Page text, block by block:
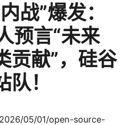
战”爆发：
预言“未来
贡献”，硅谷
！
05/01/open-source-